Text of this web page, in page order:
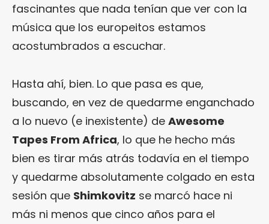
fascinantes que nada tenían que ver con la
música que los europeitos estamos
acostumbrados a escuchar.
Hasta ahí, bien. Lo que pasa es que,
buscando, en vez de quedarme enganchado
a lo nuevo (e inexistente) de Awesome
Tapes From Africa, lo que he hecho más
bien es tirar más atrás todavía en el tiempo
y quedarme absolutamente colgado en esta
sesión que Shimkovitz se marcó hace ni
más ni menos que cinco años para el